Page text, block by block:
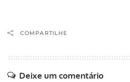
COMPARTILHE
Deixe um comentário